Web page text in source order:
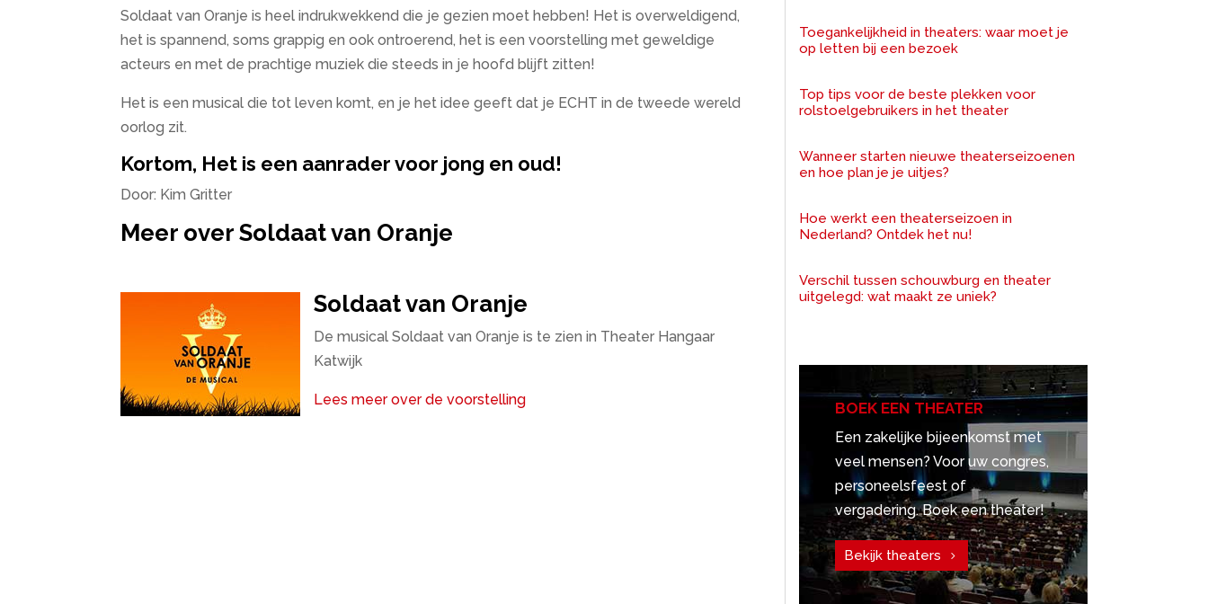
Soldaat van Oranje is heel indrukwekkend die je gezien moet hebben! Het is overweldigend,
het is spannend, soms grappig en ook ontroerend, het is een voorstelling met geweldige
acteurs en met de prachtige muziek die steeds in je hoofd blijft zitten!
Het is een musical die tot leven komt, en je het idee geeft dat je ECHT in de tweede wereld
oorlog zit.
Kortom, Het is een aanrader voor jong en oud!
Door: Kim Gritter
Meer over Soldaat van Oranje
Soldaat van Oranje
De musical Soldaat van Oranje is te zien in Theater Hangaar
Katwijk
Lees meer over de voorstelling
Toegankelijkheid in theaters: waar moet je
op letten bij een bezoek
Top tips voor de beste plekken voor
rolstoelgebruikers in het theater
Wanneer starten nieuwe theaterseizoenen
en hoe plan je je uitjes?
Hoe werkt een theaterseizoen in
Nederland? Ontdek het nu!
Verschil tussen schouwburg en theater
uitgelegd: wat maakt ze uniek?
BOEK EEN THEATER
Een zakelijke bijeenkomst met
veel mensen? Voor uw congres,
personeelsfeest of
vergadering. Boek een theater!
Bekijk theaters